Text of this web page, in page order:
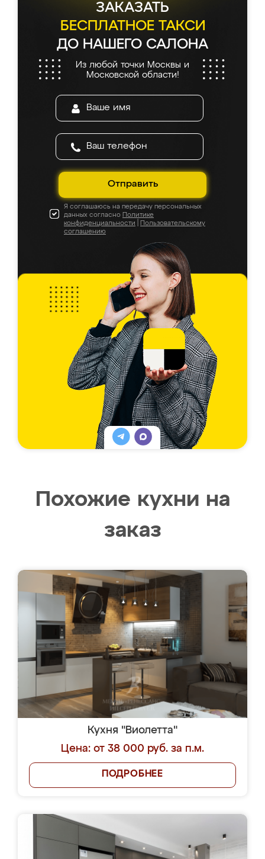
ЗАКАЗАТЬ
БЕСПЛАТНОЕ ТАКСИ
ДО НАШЕГО САЛОНА
Из любой точки Москвы и
Московской области!
Отправить
Я соглашаюсь на передачу персональных
данных согласно Политике
конфиденциальности
Пользовательскому
соглашению
Похожие кухни на
заказ
Кухня "Виолетта"
Цена: от 38 000 руб. за п.м.
ПОДРОБНЕЕ